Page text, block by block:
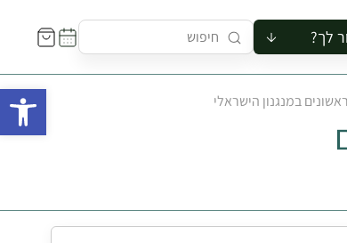
לך?
במנגנון הישראלי